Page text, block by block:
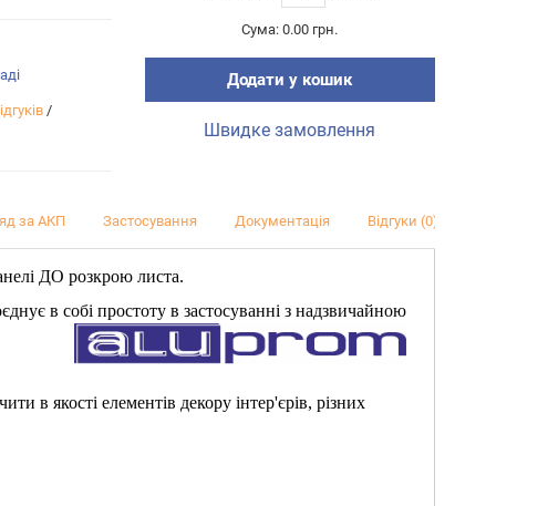
/
Сума: 0.00 грн.
Додати у кошик
Швидке замовлення
за АКП Застосування Документація Відгуки (0)
ДО розкрою листа.
в собі простоту в застосуванні з надзвичайною
в якості елементів декору інтер'єрів, різних